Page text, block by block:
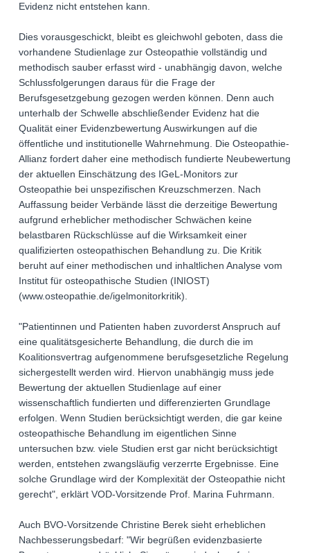
Evidenz nicht entstehen kann.
Dies vorausgeschickt, bleibt es gleichwohl geboten, dass die
vorhandene Studienlage zur Osteopathie vollständig und
methodisch sauber erfasst wird - unabhängig davon, welche
Schlussfolgerungen daraus für die Frage der
Berufsgesetzgebung gezogen werden können. Denn auch
unterhalb der Schwelle abschließender Evidenz hat die
Qualität einer Evidenzbewertung Auswirkungen auf die
öffentliche und institutionelle Wahrnehmung. Die Osteopathie-
Allianz fordert daher eine methodisch fundierte Neubewertung
der aktuellen Einschätzung des IGeL-Monitors zur
Osteopathie bei unspezifischen Kreuzschmerzen. Nach
Auffassung beider Verbände lässt die derzeitige Bewertung
aufgrund erheblicher methodischer Schwächen keine
belastbaren Rückschlüsse auf die Wirksamkeit einer
qualifizierten osteopathischen Behandlung zu. Die Kritik
beruht auf einer methodischen und inhaltlichen Analyse vom
Institut für osteopathische Studien (INIOST)
(www.osteopathie.de/igelmonitorkritik).
"Patientinnen und Patienten haben zuvorderst Anspruch auf
eine qualitätsgesicherte Behandlung, die durch die im
Koalitionsvertrag aufgenommene berufsgesetzliche Regelung
sichergestellt werden wird. Hiervon unabhängig muss jede
Bewertung der aktuellen Studienlage auf einer
wissenschaftlich fundierten und differenzierten Grundlage
erfolgen. Wenn Studien berücksichtigt werden, die gar keine
osteopathische Behandlung im eigentlichen Sinne
untersuchen bzw. viele Studien erst gar nicht berücksichtigt
werden, entstehen zwangsläufig verzerrte Ergebnisse. Eine
solche Grundlage wird der Komplexität der Osteopathie nicht
gerecht", erklärt VOD-Vorsitzende Prof. Marina Fuhrmann.
Auch BVO-Vorsitzende Christine Berek sieht erheblichen
Nachbesserungsbedarf: "Wir begrüßen evidenzbasierte